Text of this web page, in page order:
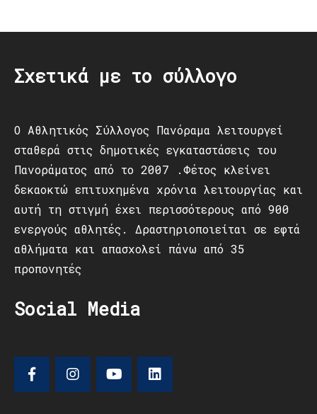
Σχετικά με το σύλλογο
Ο Αθλητικός Σύλλογος Πανόραμα λειτουργεί
σταθερά στις δημοτικές εγκαταστάσεις του
Πανοράματος από το 2007 .Φέτος κλείνει
δεκαοκτώ επιτυχημένα χρόνια λειτουργίας και
αυτή τη στιγμή έχει περισσότερους από 900
ενεργούς αθλητές. Δραστηριοποιείται σε εφτά
αθλήματα και απασχολεί πάνω από 35
προπονητές
Social Media